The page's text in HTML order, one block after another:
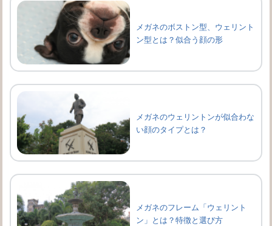
メガネのボストン型、ウェリント
ン型とは？似合う顔の形
メガネのウェリントンが似合わな
い顔のタイプとは？
メガネのフレーム「ウェリント
ン」とは？特徴と選び方